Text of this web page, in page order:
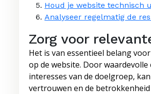
Houd je website technisch
Analyseer regelmatig de
Zorg voor
Het is van essentieel belang
op de website. Door
interesses van de doelgroep,
vertrouwen en de